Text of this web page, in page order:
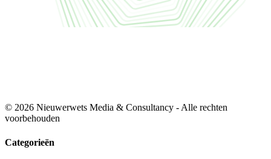
© 2026 Nieuwerwets Media & Consultancy - Alle rechten
voorbehouden
Categorieën